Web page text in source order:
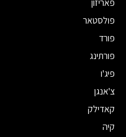
פולסטאר
פורד
פורתינג
פיג'ו
צ'אנגן
קאדילק
קיה